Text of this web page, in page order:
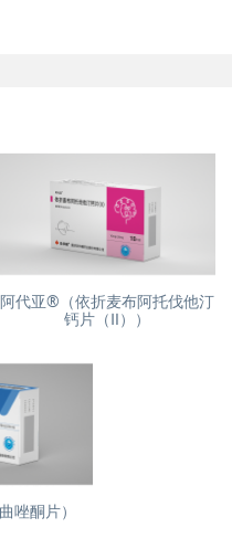
阿代亚®（依折麦布阿托伐他汀
钙片（Ⅱ））
唑酮片）